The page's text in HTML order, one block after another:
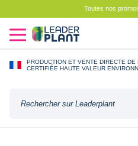
Toutes nos
PRODUCTION ET VENTE DIRECTE
CERTIFIÉE HAUTE VALEUR